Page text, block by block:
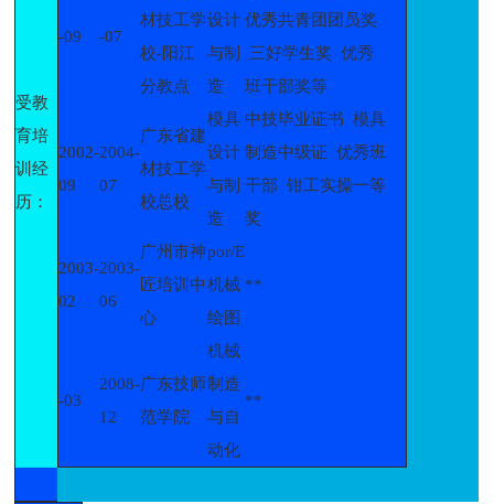
受教
育培
训经
历：
-09 -07
材技工学
校-阳江
分教点
设计
与制
造
优秀共青团团员奖
三好学生奖 优秀
班干部奖等
2002-
09
2004-
07
广东省建
材技工学
校总校
模具
设计
与制
造
中技毕业证书 模具
制造中级证 优秀班
干部 钳工实操一等
奖
2003-
02
2003-
06
广州市神
匠培训中
心
por/E
机械
绘图
**
-03
2008-
12
广东技师
范学院
机械
制造
与自
动化
**